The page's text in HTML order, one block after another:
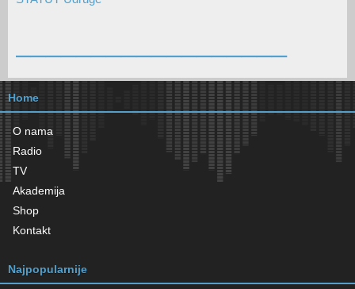
Home
O nama
Radio
TV
Akademija
Shop
Kontakt
Najpopularnije